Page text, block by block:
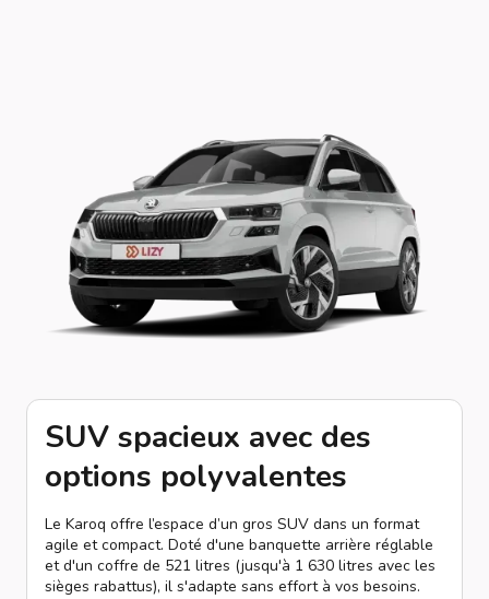
SUV spacieux avec des
options polyvalentes
Le Karoq offre l’espace d’un gros SUV dans un format
agile et compact. Doté d'une banquette arrière réglable
et d'un coffre de 521 litres (jusqu'à 1 630 litres avec les
sièges rabattus), il s'adapte sans effort à vos besoins.